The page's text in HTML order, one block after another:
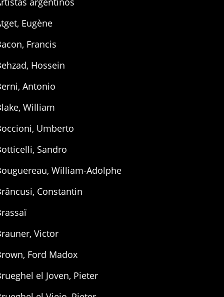
Eugène
Francis
Hossein
Antonio
William
Umberto
Sandro
William-Adolphe
Constantin
Victor
Ford Madox
el Joven, Pieter